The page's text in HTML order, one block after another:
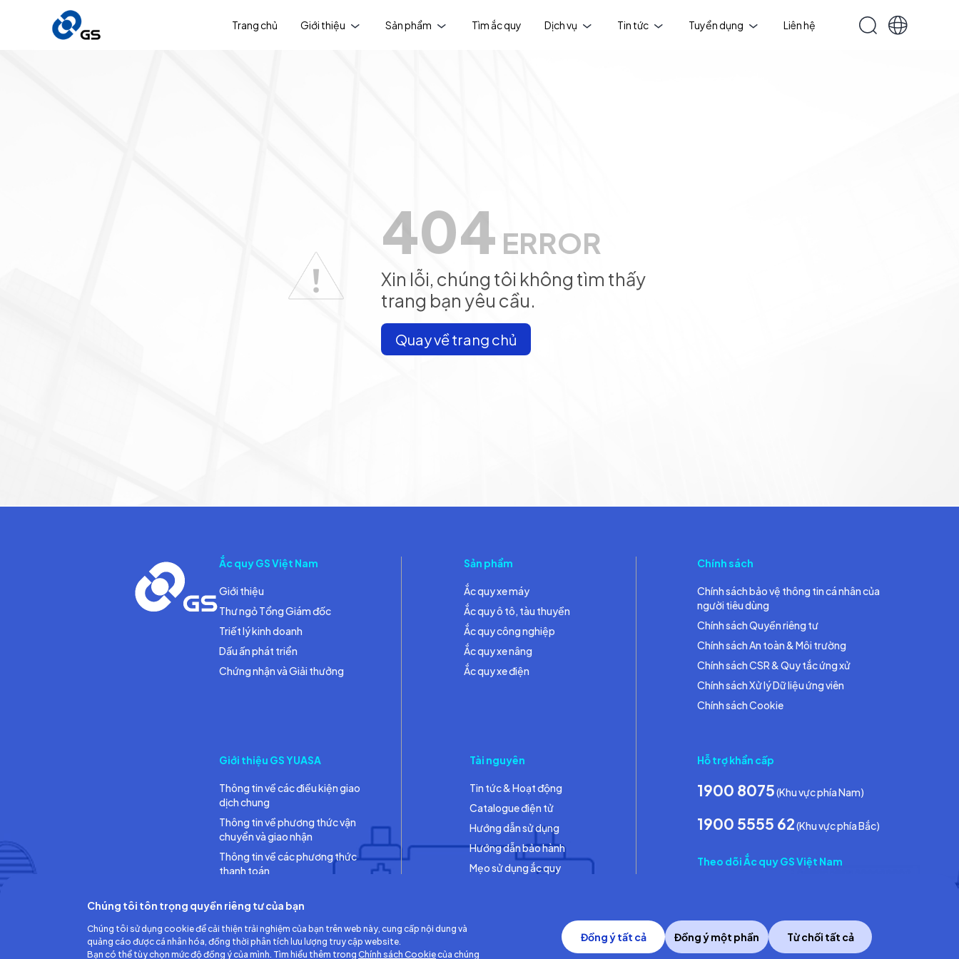
Trang chủ Giới thiệu Sản phẩm Tìm ắc quy Dịch vụ Tin tức Tuyển dụng Liên hệ
404 ERROR
Xin lỗi, chúng tôi không tìm thấy
trang bạn yêu cầu.
Quay về trang chủ
Ắc quy GS Việt Nam
Giới thiệu
Thư ngỏ Tổng Giám đốc
Triết lý kinh doanh
Dấu ấn phát triển
Chứng nhận và Giải thưởng
Sản phẩm
Ắc quy xe máy
Ắc quy ô tô, tàu thuyền
Ắc quy công nghiệp
Ắc quy xe nâng
Ắc quy xe điện
Chính sách
Chính sách bảo vệ thông tin cá nhân của
người tiêu dùng
Chính sách Quyền riêng tư
Chính sách An toàn & Môi trường
Chính sách CSR & Quy tắc ứng xử
Chính sách Xử lý Dữ liệu ứng viên
Chính sách Cookie
Giới thiệu GS YUASA
Thông tin về các điều kiện giao
dịch chung
Thông tin về phương thức vận
chuyển và giao nhận
Thông tin về các phương thức
thanh toán
Tài nguyên
Tin tức & Hoạt động
Catalogue điện tử
Hướng dẫn sử dụng
Hướng dẫn bảo hành
Mẹo sử dụng ắc quy
Hỗ trợ khẩn cấp
1900 8075(Khu vực phía Nam)
1900 5555 62(Khu vực phía Bắc)
Theo dõi Ắc quy GS Việt Nam
Công ty TNHH Ắc quy GS Việt Nam Copyright © 2014 GS Battery Vietnam Co., Ltd
Chúng tôi tôn trọng quyền riêng tư của bạn
Chúng tôi sử dụng cookie để cải thiện trải nghiệm của bạn trên web này, cung cấp nội dung và
quảng cáo được cá nhân hóa, đồng thời phân tích lưu lượng truy cập website.
Bạn có thể tùy chọn mức độ đồng ý của mình. Tìm hiểu thêm trong Chính sách Cookiecủa chúng
Đồng ý tất cả Đồng ý một phần Từ chối tất cả